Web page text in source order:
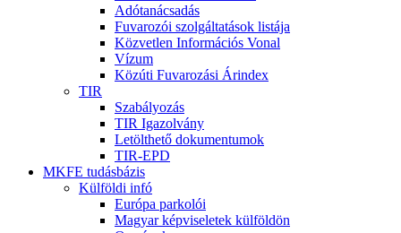
Adótanácsadás
Fuvarozói szolgáltatások listája
Közvetlen Információs Vonal
Vízum
Közúti Fuvarozási Árindex
TIR
Szabályozás
TIR Igazolvány
Letölthető dokumentumok
TIR-EPD
MKFE tudásbázis
Külföldi infó
Európa parkolói
Magyar képviseletek külföldön